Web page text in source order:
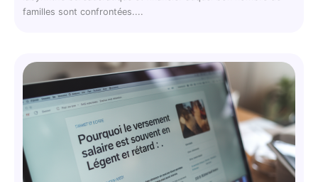
familles sont confrontées....